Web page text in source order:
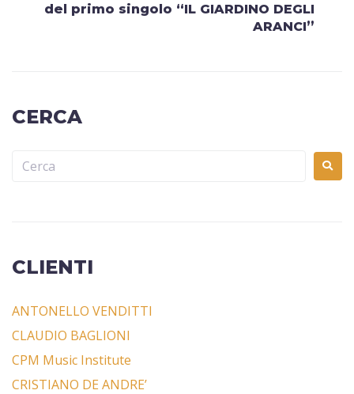
del primo singolo “IL GIARDINO DEGLI
ARANCI”
CERCA
CLIENTI
ANTONELLO VENDITTI
CLAUDIO BAGLIONI
CPM Music Institute
CRISTIANO DE ANDRE’